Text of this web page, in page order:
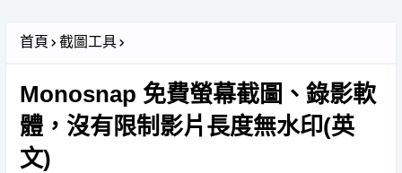
首頁 截圖工具
Monosnap 免費螢幕截圖、錄影軟
體，沒有限制影片長度無水印(英
文)